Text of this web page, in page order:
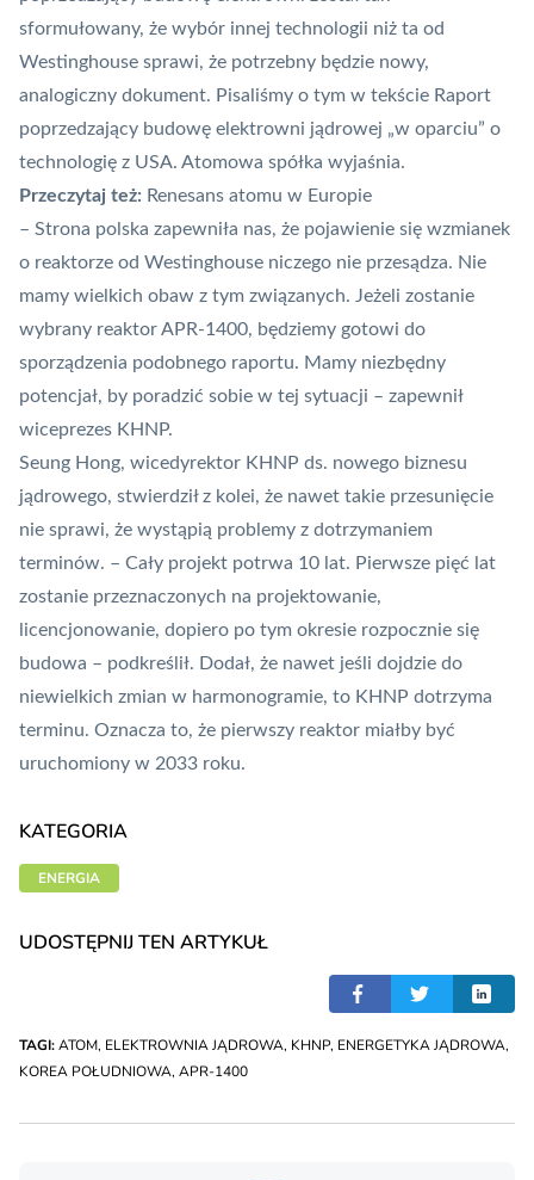
sformułowany, że wybór innej technologii niż ta od
Westinghouse sprawi, że potrzebny będzie nowy,
analogiczny dokument. Pisaliśmy o tym w tekście Raport
poprzedzający budowę elektrowni jądrowej „w oparciu” o
technologię z USA. Atomowa spółka wyjaśnia.
Przeczytaj też: Renesans atomu w Europie
– Strona polska zapewniła nas, że pojawienie się wzmianek
o reaktorze od Westinghouse niczego nie przesądza. Nie
mamy wielkich obaw z tym związanych. Jeżeli zostanie
wybrany reaktor APR-1400, będziemy gotowi do
sporządzenia podobnego raportu. Mamy niezbędny
potencjał, by poradzić sobie w tej sytuacji – zapewnił
wiceprezes KHNP.
Seung Hong, wicedyrektor KHNP ds. nowego biznesu
jądrowego, stwierdził z kolei, że nawet takie przesunięcie
nie sprawi, że wystąpią problemy z dotrzymaniem
terminów. – Cały projekt potrwa 10 lat. Pierwsze pięć lat
zostanie przeznaczonych na projektowanie,
licencjonowanie, dopiero po tym okresie rozpocznie się
budowa – podkreślił. Dodał, że nawet jeśli dojdzie do
niewielkich zmian w harmonogramie, to KHNP dotrzyma
terminu. Oznacza to, że pierwszy reaktor miałby być
uruchomiony w 2033 roku.
KATEGORIA
ENERGIA
UDOSTĘPNIJ TEN ARTYKUŁ
TAGI:ATOM, ELEKTROWNIA JĄDROWA, KHNP, ENERGETYKA JĄDROWA,
KOREA POŁUDNIOWA, APR-1400